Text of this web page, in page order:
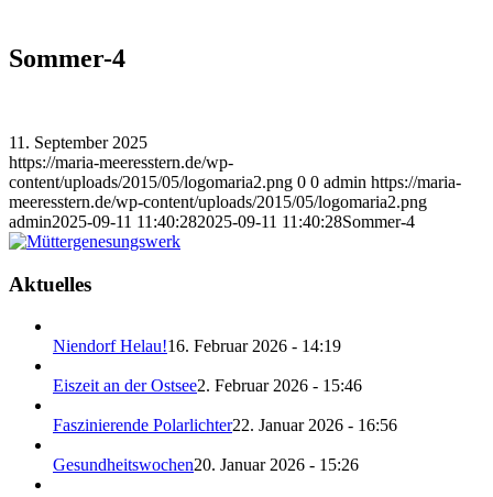
Sommer-4
11. September 2025
https://maria-meeresstern.de/wp-
content/uploads/2015/05/logomaria2.png 0 0 admin https://maria-
meeresstern.de/wp-content/uploads/2015/05/logomaria2.png
admin2025-09-11 11:40:282025-09-11 11:40:28Sommer-4
Aktuelles
Niendorf Helau!16. Februar 2026 - 14:19
Eiszeit an der Ostsee2. Februar 2026 - 15:46
Faszinierende Polarlichter22. Januar 2026 - 16:56
Gesundheitswochen20. Januar 2026 - 15:26